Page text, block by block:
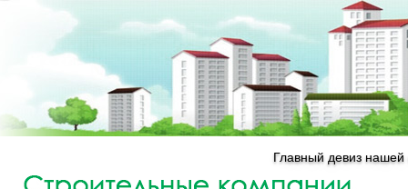
Главный девиз нашей